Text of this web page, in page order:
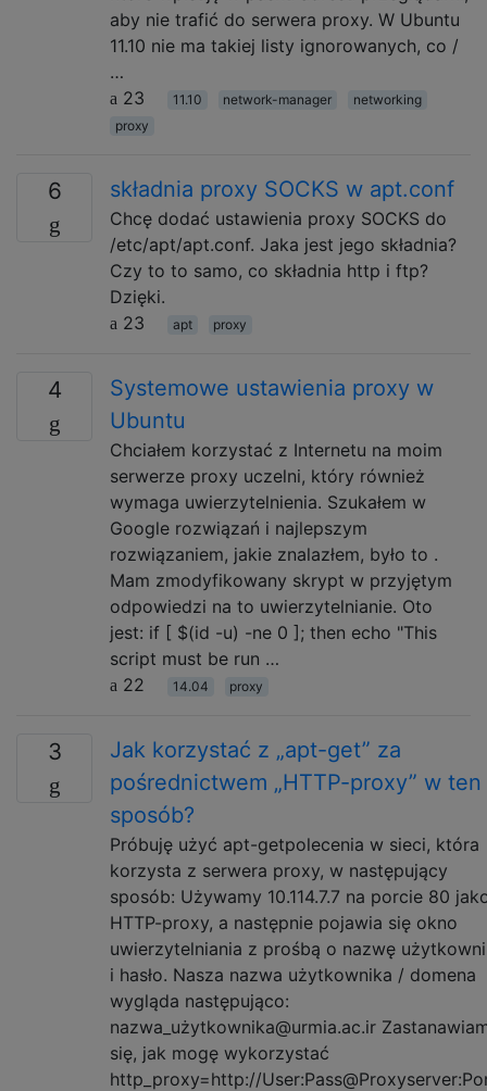
aby nie trafić do serwera proxy. W Ubuntu
11.10 nie ma takiej listy ignorowanych, co /
…
23
11.10 network-manager
networking
proxy
6 składnia proxy SOCKS w apt.conf
Chcę dodać ustawienia proxy SOCKS do
/etc/apt/apt.conf. Jaka jest jego składnia?
Czy to to samo, co składnia http i ftp?
Dzięki.
23
apt proxy
4
Systemowe ustawienia proxy w
Ubuntu
Chciałem korzystać z Internetu na moim
serwerze proxy uczelni, który również
wymaga uwierzytelnienia. Szukałem w
Google rozwiązań i najlepszym
rozwiązaniem, jakie znalazłem, było to .
Mam zmodyfikowany skrypt w przyjętym
odpowiedzi na to uwierzytelnianie. Oto
jest: if [ $(id -u) -ne 0 ]; then echo "This
script must be run …
22
14.04 proxy
3
Jak korzystać z „apt-get” za
pośrednictwem „HTTP-proxy” w ten
sposób?
Próbuję użyć apt-getpolecenia w sieci, która
korzysta z serwera proxy, w następujący
sposób: Używamy 10.114.7.7 na porcie 80
HTTP-proxy, a następnie pojawia się okno
uwierzytelniania z prośbą o nazwę
i hasło. Nasza nazwa użytkownika / domena
wygląda następująco:
nazwa_użytkownika@urmia.ac.ir
się, jak mogę wykorzystać
http_proxy=http://